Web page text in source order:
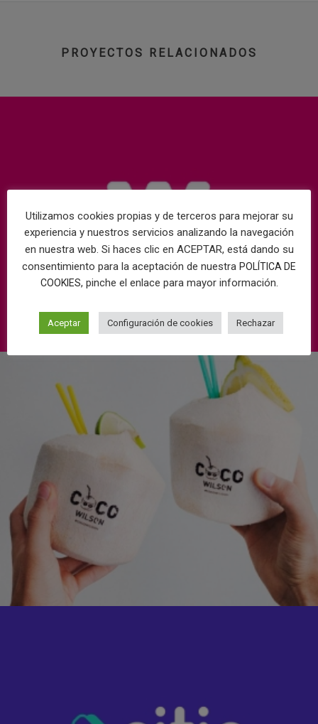
PROYECTOS RELACIONADOS
Utilizamos cookies propias y de terceros para mejorar su
experiencia y nuestros servicios analizando la navegación
en nuestra web. Si haces clic en ACEPTAR, está dando su
consentimiento para la aceptación de nuestra POLÍTICA DE
COOKIES, pinche el enlace para mayor información.
Aceptar Configuración de cookies Rechazar